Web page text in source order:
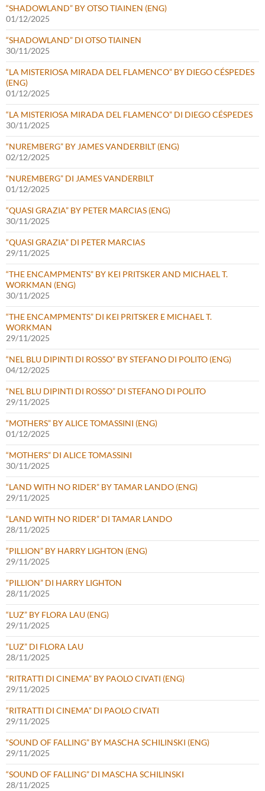
“SHADOWLAND” BY OTSO TIAINEN (ENG)
01/12/2025
“SHADOWLAND” DI OTSO TIAINEN
30/11/2025
“LA MISTERIOSA MIRADA DEL FLAMENCO” BY DIEGO CÉSPEDES
(ENG)
01/12/2025
“LA MISTERIOSA MIRADA DEL FLAMENCO” DI DIEGO CÉSPEDES
30/11/2025
“NUREMBERG” BY JAMES VANDERBILT (ENG)
02/12/2025
“NUREMBERG” DI JAMES VANDERBILT
01/12/2025
“QUASI GRAZIA” BY PETER MARCIAS (ENG)
30/11/2025
“QUASI GRAZIA” DI PETER MARCIAS
29/11/2025
“THE ENCAMPMENTS” BY KEI PRITSKER AND MICHAEL T.
WORKMAN (ENG)
30/11/2025
“THE ENCAMPMENTS” DI KEI PRITSKER E MICHAEL T.
WORKMAN
29/11/2025
“NEL BLU DIPINTI DI ROSSO” BY STEFANO DI POLITO (ENG)
04/12/2025
“NEL BLU DIPINTI DI ROSSO” DI STEFANO DI POLITO
29/11/2025
“MOTHERS” BY ALICE TOMASSINI (ENG)
01/12/2025
“MOTHERS” DI ALICE TOMASSINI
30/11/2025
“LAND WITH NO RIDER” BY TAMAR LANDO (ENG)
29/11/2025
“LAND WITH NO RIDER” DI TAMAR LANDO
28/11/2025
“PILLION” BY HARRY LIGHTON (ENG)
29/11/2025
“PILLION” DI HARRY LIGHTON
28/11/2025
“LUZ” BY FLORA LAU (ENG)
29/11/2025
“LUZ” DI FLORA LAU
28/11/2025
“RITRATTI DI CINEMA” BY PAOLO CIVATI (ENG)
29/11/2025
“RITRATTI DI CINEMA” DI PAOLO CIVATI
29/11/2025
“SOUND OF FALLING” BY MASCHA SCHILINSKI (ENG)
29/11/2025
“SOUND OF FALLING” DI MASCHA SCHILINSKI
28/11/2025